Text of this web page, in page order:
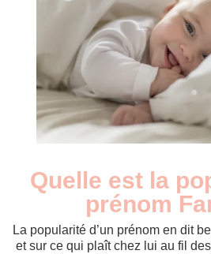
Quelle est la
prénom
La popularité d’un prénom en dit
et sur ce qui plaît chez lui au fil
Année
Nouveaux-
nés
2010
28
2011
40